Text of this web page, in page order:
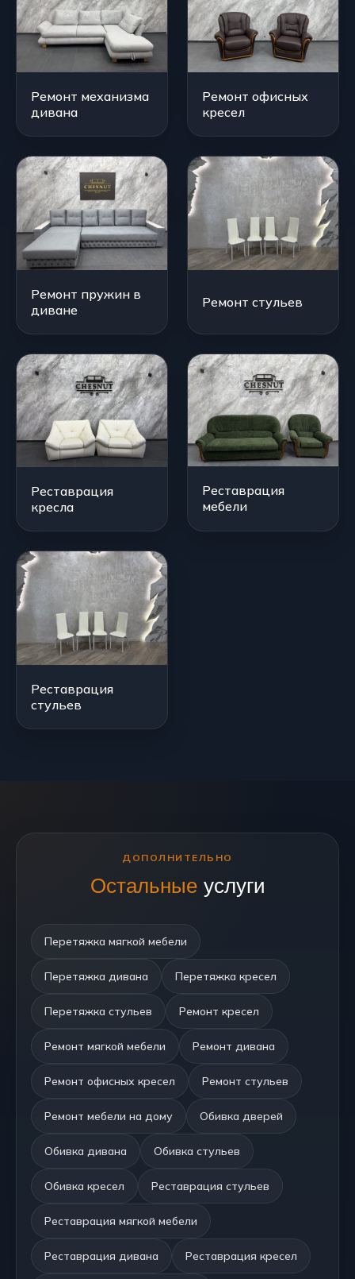
Ремонт механизма
дивана
Ремонт офисных
кресел
Ремонт пружин в
диване
Ремонт стульев
Реставрация
кресла
Реставрация
мебели
Реставрация
стульев
ДОПОЛНИТЕЛЬНО
Остальныеуслуги
Перетяжка мягкой мебели
Перетяжка дивана Перетяжка кресел
Перетяжка стульев Ремонт кресел
Ремонт мягкой мебели Ремонт дивана
Ремонт офисных кресел Ремонт стульев
Ремонт мебели на дому Обивка дверей
Обивка дивана Обивка стульев
Обивка кресел Реставрация стульев
Реставрация мягкой мебели
Реставрация дивана Реставрация кресел